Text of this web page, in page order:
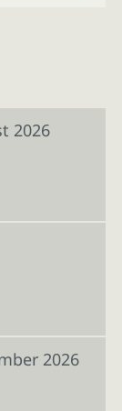
2026
2026